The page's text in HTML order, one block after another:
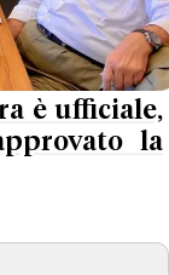
è ufficiale,
la